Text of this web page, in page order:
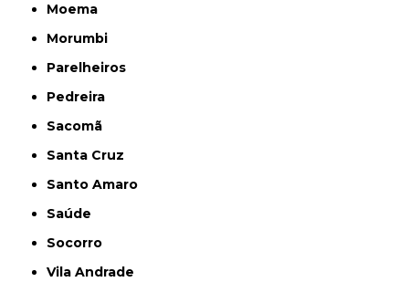
Moema
Morumbi
Parelheiros
Pedreira
Sacomã
Santa Cruz
Santo Amaro
Saúde
Socorro
Vila Andrade